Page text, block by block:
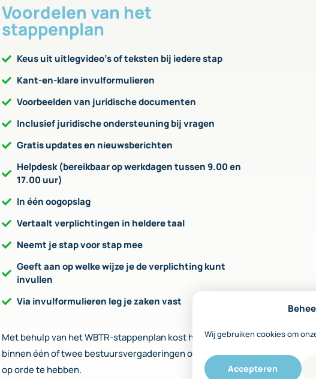
Wij gebruiken cookies om
Accepteren
Voordelen van het
stappenplan
Keus uit uitlegvideo’s of teksten bij iedere stap
Kant-en-klare invulformulieren
Voorbeelden van juridische documenten
Inclusief juridische ondersteuning bij vragen
Gratis updates en nieuwsberichten
Helpdesk (bereikbaar op werkdagen tussen 9.00 en
17.00 uur)
In één oogopslag
Vertaalt verplichtingen in heldere taal
Neemt je stap voor stap mee
Geeft aan op welke wijze je de verplichting kunt
invullen
Via invulformulieren leg je zaken vast
Met behulp van het WBTR-stappenplan kost het 3 tot 4 uur
binnen één of twee bestuursvergaderingen om alle zaken
op orde te hebben.